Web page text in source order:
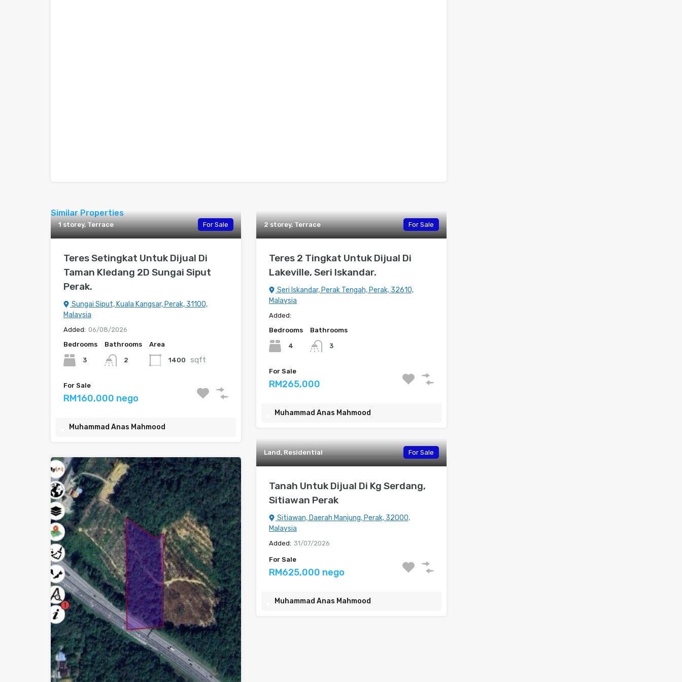
Similar Properties
1 storey, Terrace For Sale
Teres Setingkat Untuk Dijual Di
Taman Kledang 2D Sungai Siput
Perak.
Sungai Siput, Kuala Kangsar, Perak, 31100,
Malaysia
Added: 06/08/2026
Bedrooms
3
Bathrooms
2
Area
1400 sqft
For Sale
RM160,000 nego
Muhammad Anas Mahmood
2 storey, Terrace For Sale
Teres 2 Tingkat Untuk Dijual Di
Lakeville, Seri Iskandar.
Seri Iskandar, Perak Tengah, Perak, 32610,
Malaysia
Added:
Bedrooms
4
Bathrooms
3
For Sale
RM265,000
Muhammad Anas Mahmood
Land, Residential For Sale
Tanah Untuk Dijual Di Kg Serdang,
Sitiawan Perak
Sitiawan, Daerah Manjung, Perak, 32000,
Malaysia
Added: 31/07/2026
For Sale
RM625,000 nego
Muhammad Anas Mahmood